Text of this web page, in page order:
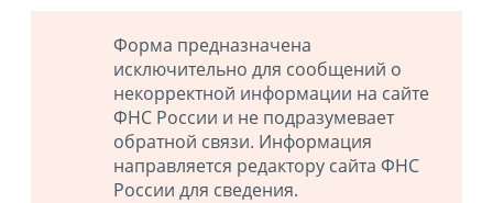
Форма предназначена
исключительно для сообщений о
некорректной информации на сайте
ФНС России и не подразумевает
обратной связи. Информация
направляется редактору сайта ФНС
России для сведения.